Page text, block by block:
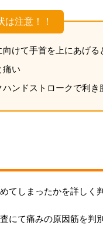
は注意！！
けて手首を上にあげる
痛い
ハンドストロークで利き
てしまったかを詳しく
にて痛みの原因筋を判